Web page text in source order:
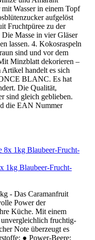
Wasser in einem Topf
aufgelöst
Fruchtpüree zu der
Masse in vier Gläser
lassen. 4. Kokosraspeln
sind und vor dem
Minzblatt dekorieren –
handelt es sich
BLANC. Es hat
Die Qualität,
sind gleich geblieben.
die EAN Nummer
1kg Blaubeer-Frucht-
- Das Caramanfruit
Power der
Küche. Mit einem
fruchtig-
Note überzeugt es
● Power-Beere: